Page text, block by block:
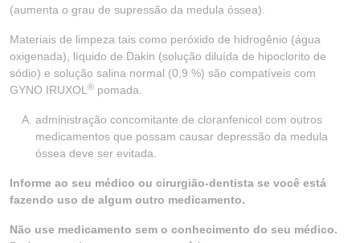
(aumenta o grau de supressão da medula óssea).
Materiais de limpeza tais como peróxido de hidrogênio (água
oxigenada), líquido de Dakin (solução diluída de hipoclorito de
sódio) e solução salina normal (0,9 %) são compatíveis com
GYNO IRUXOL ® pomada.
administração concomitante de cloranfenicol com outros
medicamentos que possam causar depressão da medula
óssea deve ser evitada.
Informe ao seu médico ou cirurgião-dentista se você está
fazendo uso de algum outro medicamento.
Não use medicamento sem o conhecimento do seu médico.